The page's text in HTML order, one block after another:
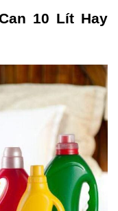
10 Lít Hay